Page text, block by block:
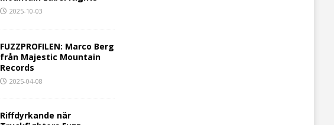
2025-10-03
FUZZPROFILEN: Marco Berg
från Majestic Mountain
Records
2025-04-08
Riffdyrkande när